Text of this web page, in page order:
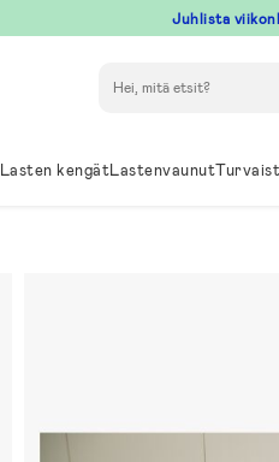
Juhlista
Lasten kengätLastenvaunut